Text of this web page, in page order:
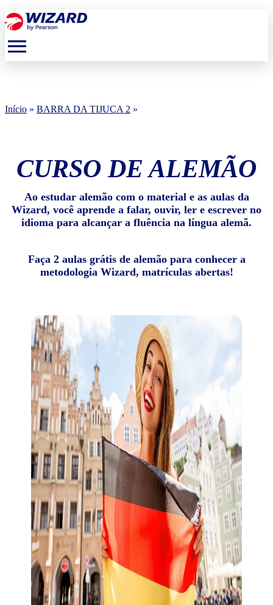
menu
Início » BARRA DA TIJUCA 2 »
CURSO DE ALEMÃO
Ao estudar alemão com o material e as aulas da
Wizard, você aprende a falar, ouvir, ler e escrever no
idioma para alcançar a fluência na língua alemã.
Faça 2 aulas grátis de alemão para conhecer a
metodologia Wizard, matrículas abertas!